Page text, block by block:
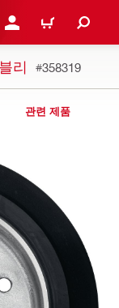
로그인 또는 회원가입
장바구니
리 #358319
관련 제품